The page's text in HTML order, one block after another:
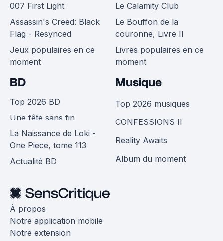
007 First Light
Assassin's Creed: Black
Flag - Resynced
Jeux populaires en ce
moment
Le Calamity Club
Le Bouffon de la
couronne, Livre II
Livres populaires en ce
moment
BD
Top 2026 BD
Une fête sans fin
La Naissance de Loki -
One Piece, tome 113
Actualité BD
Musique
Top 2026 musiques
CONFESSIONS II
Reality Awaits
Album du moment
À propos
Notre application mobile
Notre extension